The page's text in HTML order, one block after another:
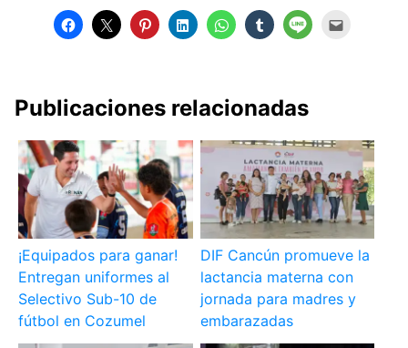
Publicaciones relacionadas
¡Equipados para ganar!
Entregan uniformes al
Selectivo Sub-10 de
fútbol en Cozumel
DIF Cancún promueve la
lactancia materna con
jornada para madres y
embarazadas